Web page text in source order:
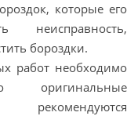
которые его
неисправность,
бороздки.
работ необходимо
оригинальные